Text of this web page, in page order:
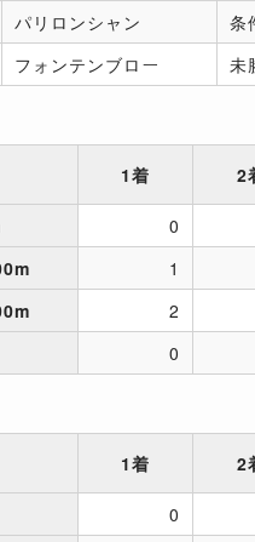
パリロンシャン 条
フォンテンブロー 未
1着 2
0
1
2
0
1着 2
0